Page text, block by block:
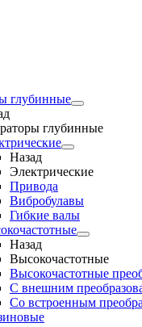
глубинные
глубинные
Назад
Электрические
Привода
Вибробулавы
Гибкие валы
Назад
Высокочастотные
Высокочастотные
С внешним
Cо встроенным